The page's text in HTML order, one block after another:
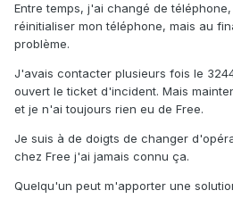
Entre temps, j'ai changé de
réinitialiser mon téléphone, mais au
problème.
J'avais contacter plusieurs fois le
ouvert le ticket d'incident. Mais
et je n'ai toujours rien eu de Free.
Je suis à de doigts de changer
chez Free j'ai jamais connu ça.
Quelqu'un peut m'apporter une